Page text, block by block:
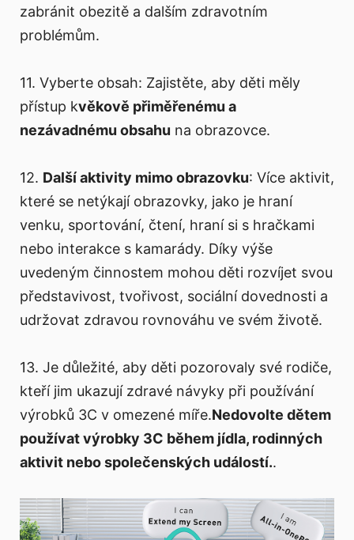
zabránit obezitě a dalším zdravotním
problémům.
11. Vyberte obsah: Zajistěte, aby děti měly
přístup kvěkově přiměřenému a
nezávadnému obsahu na obrazovce.
12. Další aktivity mimo obrazovku: Více aktivit,
které se netýkají obrazovky, jako je hraní
venku, sportování, čtení, hraní si s hračkami
nebo interakce s kamarády. Díky výše
uvedeným činnostem mohou děti rozvíjet svou
představivost, tvořivost, sociální dovednosti a
udržovat zdravou rovnováhu ve svém životě.
13. Je důležité, aby děti pozorovaly své rodiče,
kteří jim ukazují zdravé návyky při používání
výrobků 3C v omezené míře.Nedovolte dětem
používat výrobky 3C během jídla, rodinných
aktivit nebo společenských událostí..